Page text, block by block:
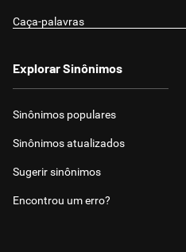
Caça-palavras
Explorar Sinônimos
Sinônimos populares
Sinônimos atualizados
Sugerir sinônimos
Encontrou um erro?